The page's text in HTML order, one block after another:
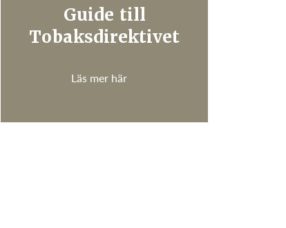
Guide till
Tobaksdirektivet
Läs mer här